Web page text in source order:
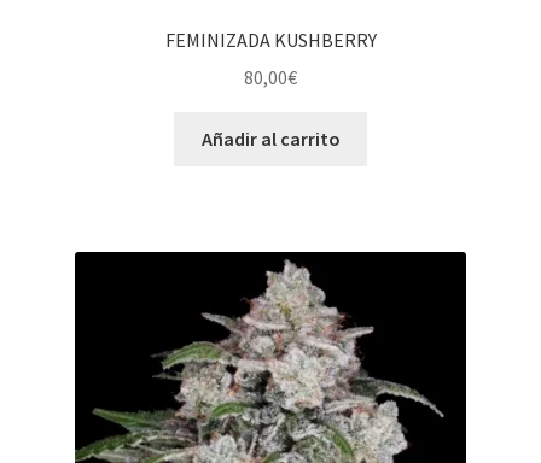
FEMINIZADA KUSHBERRY
80,00€
Añadir al carrito